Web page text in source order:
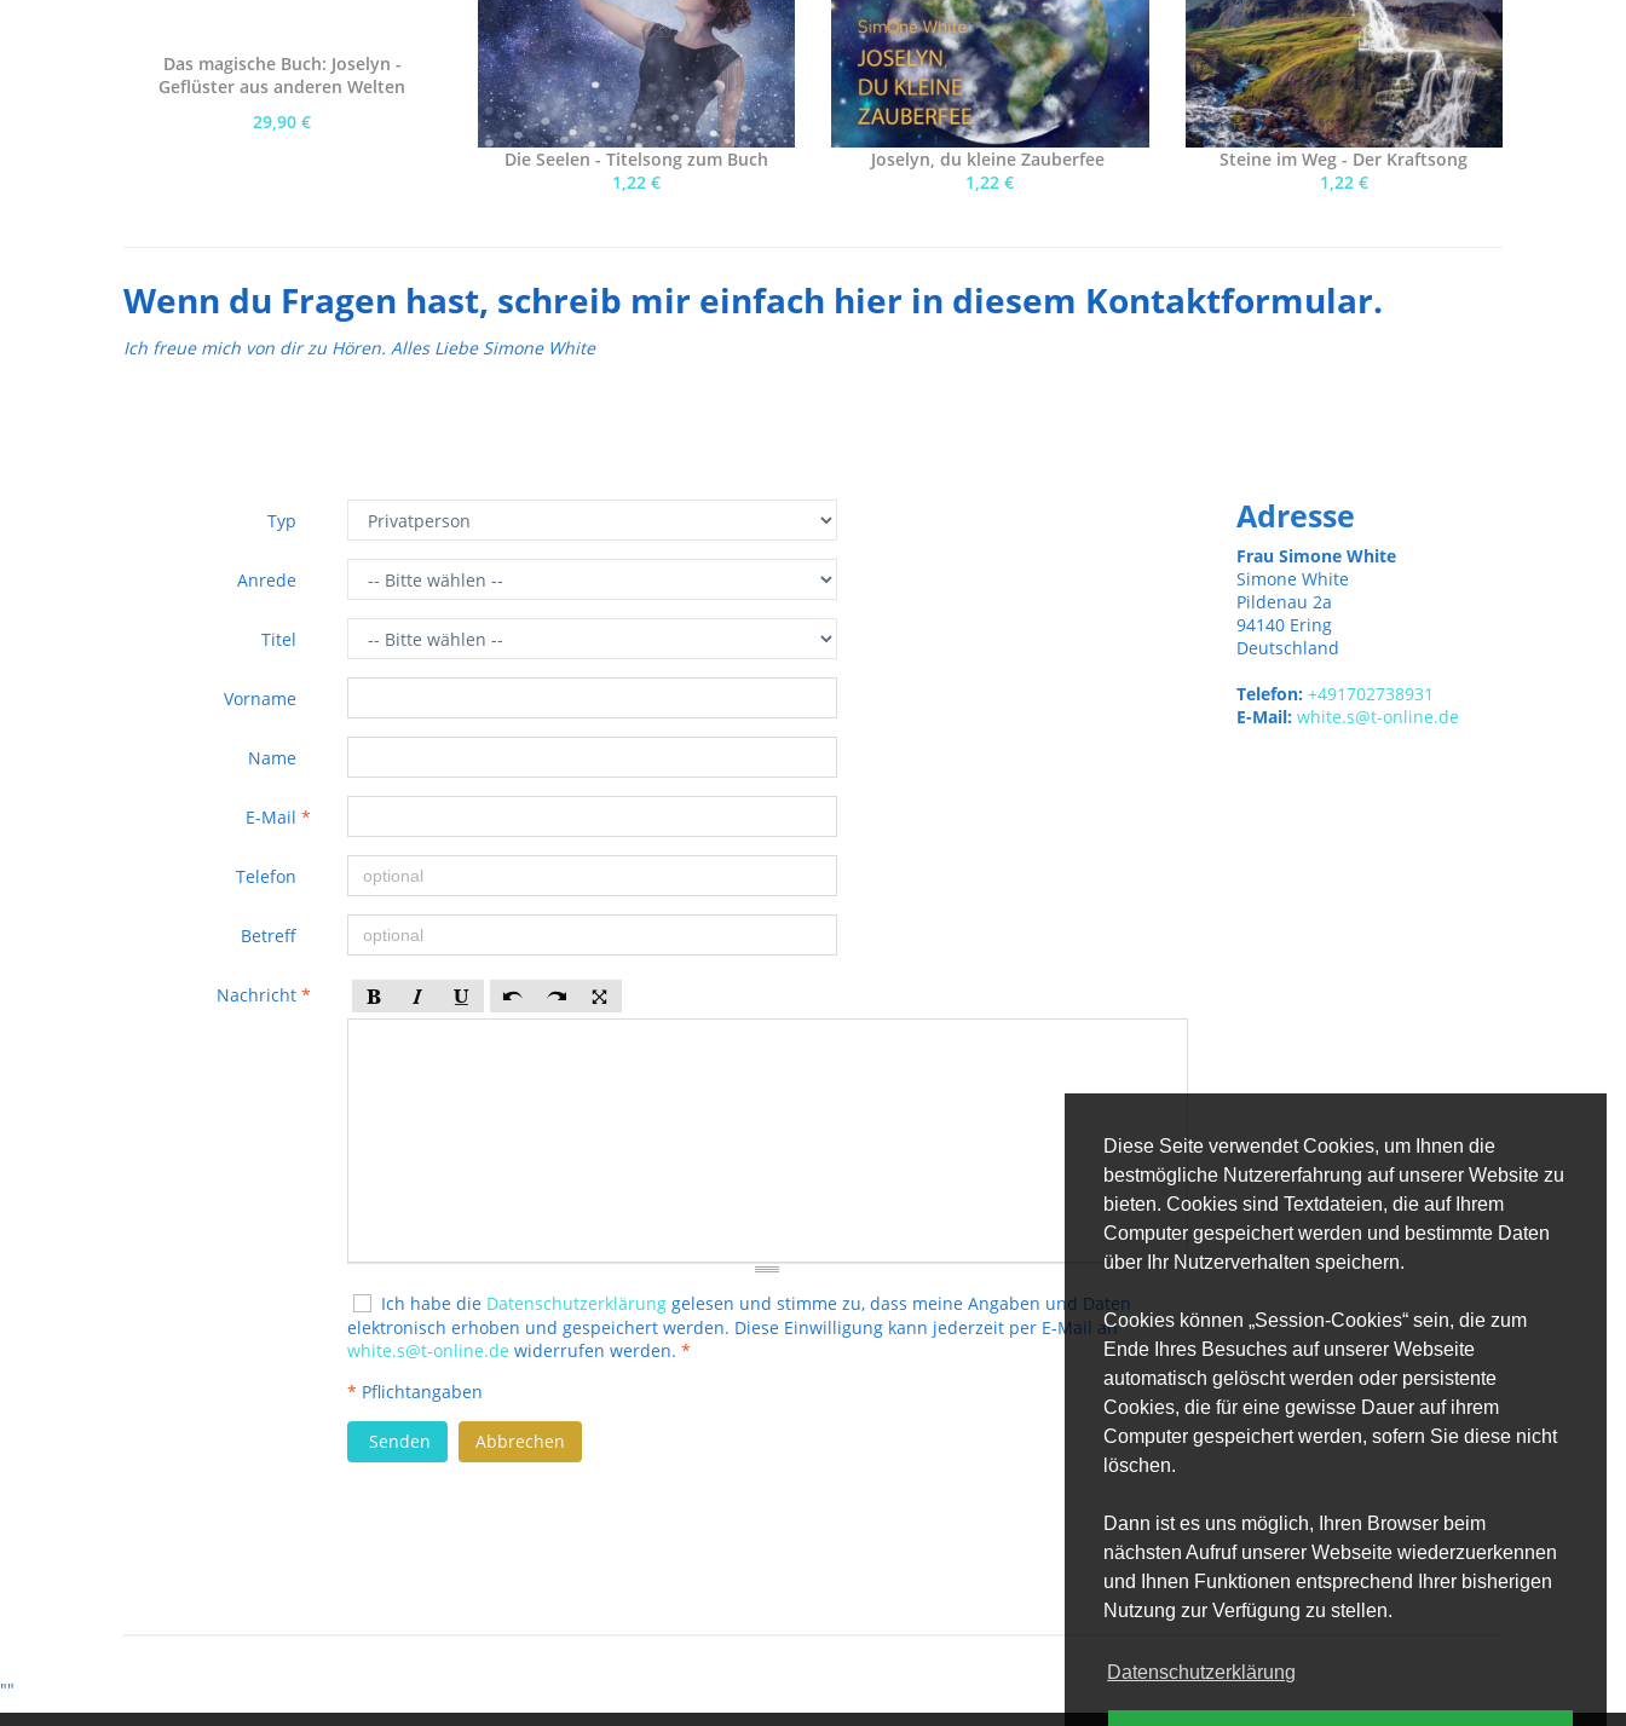
Diese Seite verwendet Cookies, um Ihnen die
bestmögliche Nutzererfahrung auf unserer Website zu
bieten. Cookies sind Textdateien, die auf Ihrem
Computer gespeichert werden und bestimmte Daten
über Ihr Nutzerverhalten speichern.
Cookies können „Session-Cookies“ sein, die zum
Ende Ihres Besuches auf unserer Webseite
automatisch gelöscht werden oder persistente
Cookies, die für eine gewisse Dauer auf ihrem
Computer gespeichert werden, sofern Sie diese nicht
löschen.
Dann ist es uns möglich, Ihren Browser beim
nächsten Aufruf unserer Webseite wiederzuerkennen
und Ihnen Funktionen entsprechend Ihrer bisherigen
Nutzung zur Verfügung zu stellen.
Datenschutzerklärung
Das magische Buch: Joselyn -
Geflüster aus anderen Welten
29,90 €
Die Seelen - Titelsong zum Buch
1,22 €
Joselyn, du kleine Zauberfee
1,22 €
Steine im Weg - Der Kraftsong
1,22 €
Wenn du Fragen hast, schreib mir einfach hier in diesem Kontaktformular.
Ich freue mich von dir zu Hören. Alles Liebe Simone White
Typ
Anrede
Titel
Vorname
Name
E-Mail *
Telefon
Betreff
Nachricht *
Ich habe die Datenschutzerklärunggelesen und stimme zu, dass meine Angaben und Daten
elektronisch erhoben und gespeichert werden. Diese Einwilligung kann jederzeit per E-Mail an
white.s@t-online.de widerrufen werden. *
* Pflichtangaben
Senden Abbrechen
Adresse
Frau Simone White
Simone White
Pildenau 2a
94140 Ering
Deutschland
Telefon: +491702738931
E-Mail: white.s@t-online.de
""